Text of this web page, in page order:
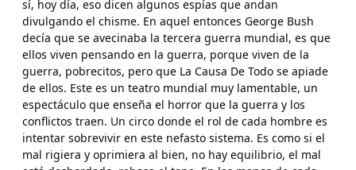
sí, hoy día, eso dicen algunos espías que andan
divulgando el chisme. En aquel entonces George Bush
decía que se avecinaba la tercera guerra mundial, es que
ellos viven pensando en la guerra, porque viven de la
guerra, pobrecitos, pero que La Causa De Todo se apiade
de ellos. Este es un teatro mundial muy lamentable, un
espectáculo que enseña el horror que la guerra y los
conflictos traen. Un circo donde el rol de cada hombre es
intentar sobrevivir en este nefasto sistema. Es como si el
mal rigiera y oprimiera al bien, no hay equilibrio, el mal